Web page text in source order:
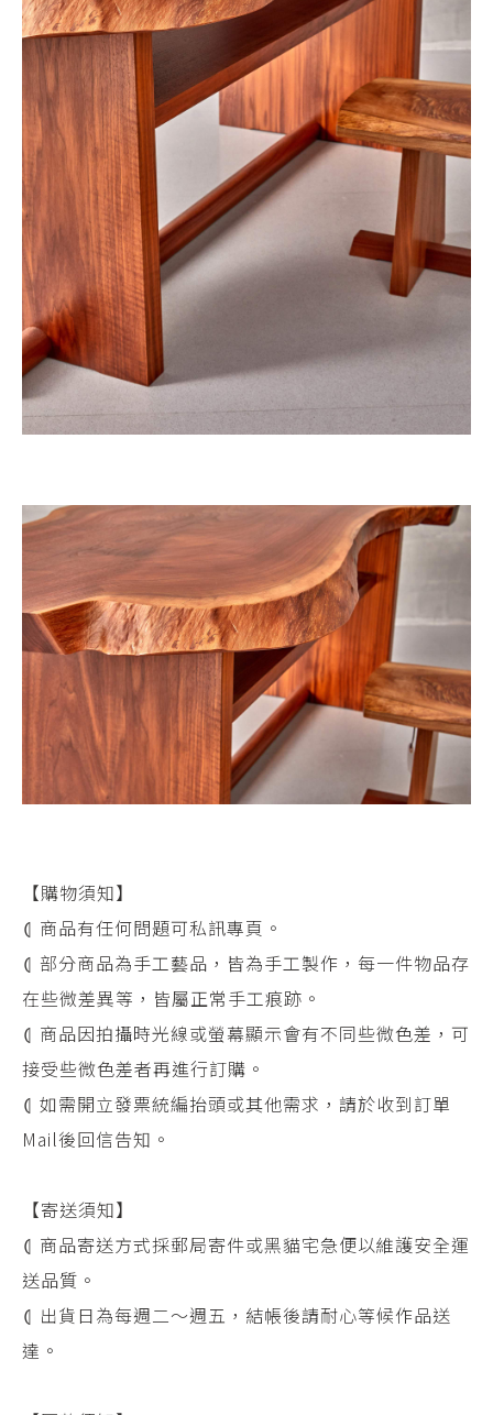
ABOUT
關於大唐
ABOUT
展訊
EXHIBITION
巡藝
ARTWORK
COURSES
空間
SPACE
VENUE
【購物須知】
⦇ 商品有任何問題可私訊專頁。
⦇ 部分商品為手工藝品，皆為手工製作，每一件物品存
在些微差異等，皆屬正常手工痕跡。
⦇ 商品因拍攝時光線或螢幕顯示會有不同些微色差，可
接受些微色差者再進行訂購。
⦇ 如需開立發票統編抬頭或其他需求，請於收到訂單
Mail後回信告知。
【寄送須知】
⦇ 商品寄送方式採郵局寄件或黑貓宅急便以維護安全運
送品質。
⦇ 出貨日為每週二～週五，結帳後請耐心等候作品送
達。